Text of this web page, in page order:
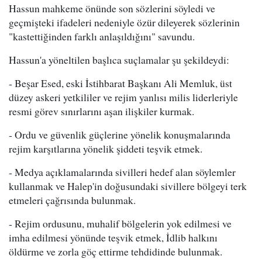
Hassun mahkeme önünde son sözlerini söyledi ve
geçmişteki ifadeleri nedeniyle özür dileyerek sözlerinin
"kastettiğinden farklı anlaşıldığını" savundu.
Hassun'a yöneltilen başlıca suçlamalar şu şekildeydi:
- Beşar Esed, eski İstihbarat Başkanı Ali Memluk, üst
düzey askeri yetkililer ve rejim yanlısı milis liderleriyle
resmi görev sınırlarını aşan ilişkiler kurmak.
- Ordu ve güvenlik güçlerine yönelik konuşmalarında
rejim karşıtlarına yönelik şiddeti teşvik etmek.
- Medya açıklamalarında sivilleri hedef alan söylemler
kullanmak ve Halep'in doğusundaki sivillere bölgeyi terk
etmeleri çağrısında bulunmak.
- Rejim ordusunu, muhalif bölgelerin yok edilmesi ve
imha edilmesi yönünde teşvik etmek, İdlib halkını
öldürme ve zorla göç ettirme tehdidinde bulunmak.